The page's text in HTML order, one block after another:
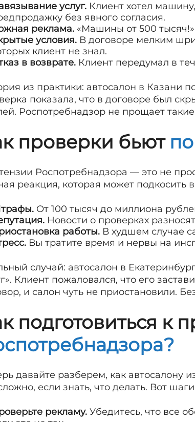
услуг. Клиент хотел
без явного согласия.
реклама. «Машины от 500
условия. В договоре мелким
клиент не знал.
в возврате. Клиент передумал в
из практики: автосалон в Казани
показала, что в договоре был
Роспотребнадзор не прощает
проверки бьют
Роспотребнадзора — это не
реакция, которая может подкосить
От 100 тысяч до миллиона
Новости о проверках
работы. В худшем случае
Вы тратите время и нервы на
случай: автосалон в
Клиент пожаловался, что его
и салон чуть не приостановили.
подготовиться к
давайте разберем, как автосалону
если знать, что делать. Вот
рекламу. Убедитесь, что все